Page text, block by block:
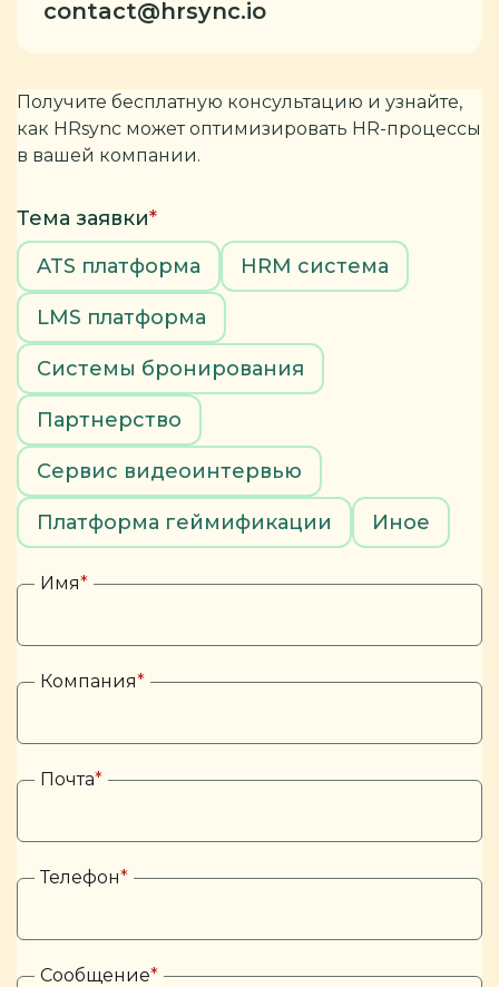
contact@hrsync.io
Получите бесплатную консультацию и узнайте,
как HRsync может оптимизировать HR-процессы
в вашей компании.
Тема заявки*
ATS платформа
HRM система
LMS платформа
Системы бронирования
Партнерство
Сервис видеоинтервью
Платформа геймификации Иное
Имя*
Компания*
Почта*
Телефон*
Сообщение*